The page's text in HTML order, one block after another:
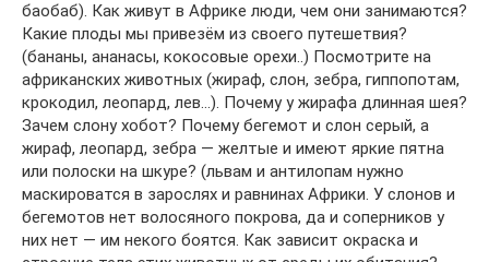
баобаб). Как живут в Африке люди, чем они занимаются?
Какие плоды мы привезём из своего путешетвия?
(бананы, ананасы, кокосовые орехи..) Посмотрите на
африканских животных (жираф, слон, зебра, гиппопотам,
крокодил, леопард, лев…). Почему у жирафа длинная шея?
Зачем слону хобот? Почему бегемот и слон серый, а
жираф, леопард, зебра — желтые и имеют яркие пятна
или полоски на шкуре? (львам и антилопам нужно
маскироватся в зарослях и равнинах Африки. У слонов и
бегемотов нет волосяного покрова, да и соперников у
них нет — им некого боятся. Как зависит окраска и